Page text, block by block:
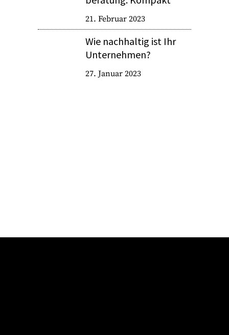
21. Februar 2023
Wie nachhaltig ist Ihr
Unternehmen?
27. Januar 2023